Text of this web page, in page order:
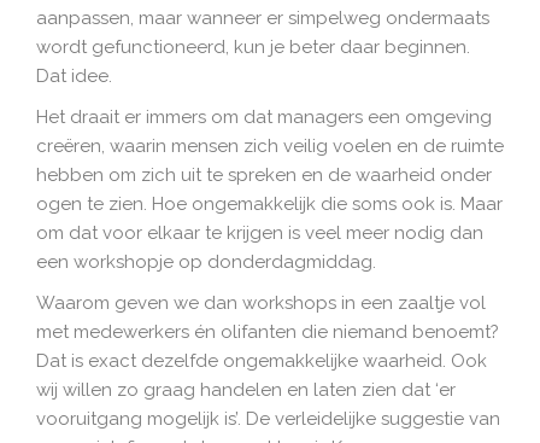
aanpassen, maar wanneer er simpelweg ondermaats
wordt gefunctioneerd, kun je beter daar beginnen.
Dat idee.
Het draait er immers om dat managers een omgeving
creëren, waarin mensen zich veilig voelen en de ruimte
hebben om zich uit te spreken en de waarheid onder
ogen te zien. Hoe ongemakkelijk die soms ook is. Maar
om dat voor elkaar te krijgen is veel meer nodig dan
een workshopje op donderdagmiddag.
Waarom geven we dan workshops in een zaaltje vol
met medewerkers én olifanten die niemand benoemt?
Dat is exact dezelfde ongemakkelijke waarheid. Ook
wij willen zo graag handelen en laten zien dat ‘er
vooruitgang mogelijk is’. De verleidelijke suggestie van